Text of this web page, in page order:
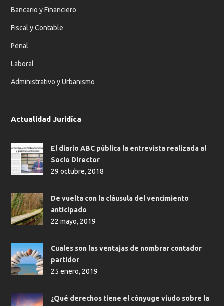
Bancario y Financiero
Fiscal y Contable
Penal
Laboral
Administrativo y Urbanismo
Actualidad Juridíca
El diario ABC pública la entrevista realizada al
Socio Director
29 octubre, 2018
De vuelta con la cláusula del vencimiento
anticipado
22 mayo, 2019
Cuales son las ventajas de nombrar contador
partidor
25 enero, 2019
¿Qué derechos tiene el cónyuge viudo sobre la